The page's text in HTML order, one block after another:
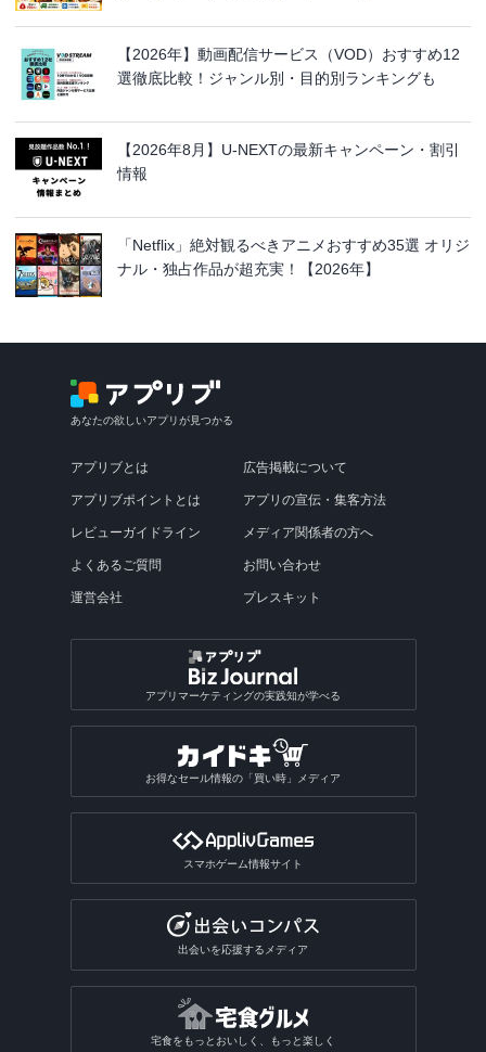
【2026年】動画配信サービス（VOD）おすすめ12
選徹底比較！ジャンル別・目的別ランキングも
【2026年8月】U-NEXTの最新キャンペーン・割引
情報
「Netflix」絶対観るべきアニメおすすめ35選 オリジ
ナル・独占作品が超充実！【2026年】
あなたの欲しいアプリが見つかる
アプリブとは
アプリブポイントとは
レビューガイドライン
よくあるご質問
運営会社
広告掲載について
アプリの宣伝・集客方法
メディア関係者の方へ
お問い合わせ
プレスキット
アプリマーケティングの実践知が学べる
お得なセール情報の「買い時」メディア
スマホゲーム情報サイト
出会いを応援するメディア
宅食をもっとおいしく、もっと楽しく